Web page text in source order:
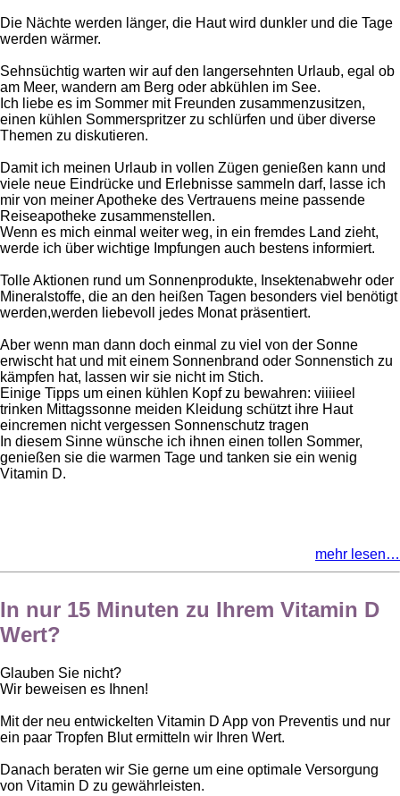
Die Nächte werden länger, die Haut wird dunkler und die Tage
werden wärmer.
Sehnsüchtig warten wir auf den langersehnten Urlaub, egal ob
am Meer, wandern am Berg oder abkühlen im See.
Ich liebe es im Sommer mit Freunden zusammenzusitzen,
einen kühlen Sommerspritzer zu schlürfen und über diverse
Themen zu diskutieren.
Damit ich meinen Urlaub in vollen Zügen genießen kann und
viele neue Eindrücke und Erlebnisse sammeln darf, lasse ich
mir von meiner Apotheke des Vertrauens meine passende
Reiseapotheke zusammenstellen.
Wenn es mich einmal weiter weg, in ein fremdes Land zieht,
werde ich über wichtige Impfungen auch bestens informiert.
Tolle Aktionen rund um Sonnenprodukte, Insektenabwehr oder
Mineralstoffe, die an den heißen Tagen besonders viel benötigt
werden,werden liebevoll jedes Monat präsentiert.
Aber wenn man dann doch einmal zu viel von der Sonne
erwischt hat und mit einem Sonnenbrand oder Sonnenstich zu
kämpfen hat, lassen wir sie nicht im Stich.
Einige Tipps um einen kühlen Kopf zu bewahren: viiiieel
trinken Mittagssonne meiden Kleidung schützt ihre Haut
eincremen nicht vergessen Sonnenschutz tragen
In diesem Sinne wünsche ich ihnen einen tollen Sommer,
genießen sie die warmen Tage und tanken sie ein wenig
Vitamin D.
mehr lesen…
In nur 15 Minuten zu Ihrem Vitamin D
Wert?
Glauben Sie nicht?
Wir beweisen es Ihnen!
Mit der neu entwickelten Vitamin D App von Preventis und nur
ein paar Tropfen Blut ermitteln wir Ihren Wert.
Danach beraten wir Sie gerne um eine optimale Versorgung
von Vitamin D zu gewährleisten.